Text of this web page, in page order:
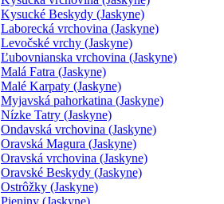
Kysucké Beskydy (Jaskyne)
Laborecká vrchovina (Jaskyne)
Levočské vrchy (Jaskyne)
Ľubovnianska vrchovina (Jaskyne)
Malá Fatra (Jaskyne)
Malé Karpaty (Jaskyne)
Myjavská pahorkatina (Jaskyne)
Nízke Tatry (Jaskyne)
Ondavská vrchovina (Jaskyne)
Oravská Magura (Jaskyne)
Oravská vrchovina (Jaskyne)
Oravské Beskydy (Jaskyne)
Ostrôžky (Jaskyne)
Pieniny (Jaskyne)